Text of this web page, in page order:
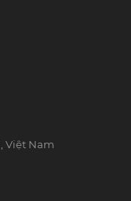
Việt Nam